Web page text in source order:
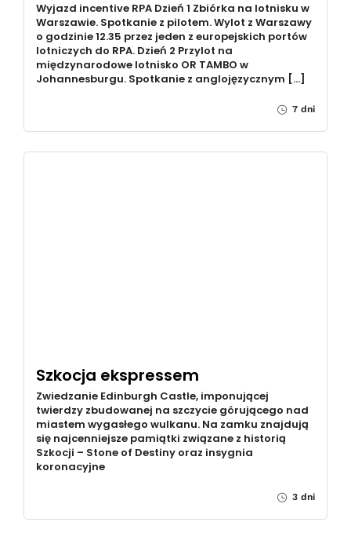
Wyjazd incentive RPA Dzień 1 Zbiórka na lotnisku w
Warszawie. Spotkanie z pilotem. Wylot z Warszawy
o godzinie 12.35 przez jeden z europejskich portów
lotniczych do RPA. Dzień 2 Przylot na
międzynarodowe lotnisko OR TAMBO w
Johannesburgu. Spotkanie z anglojęzycznym […]
7 dni
Szkocja ekspressem
Zwiedzanie Edinburgh Castle, imponującej
twierdzy zbudowanej na szczycie górującego nad
miastem wygasłego wulkanu. Na zamku znajdują
się najcenniejsze pamiątki związane z historią
Szkocji – Stone of Destiny oraz insygnia
koronacyjne
3 dni